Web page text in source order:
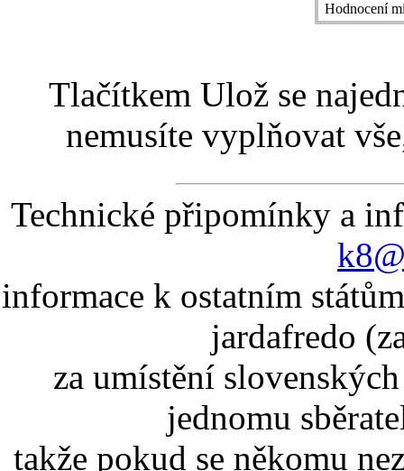
Hodnocení
Tlačítkem Ulož se
nemusíte vyplňovat
Technické připomínky a
informace k ostatním
jardafredo
za umístění
jednomu
takže pokud se někomu